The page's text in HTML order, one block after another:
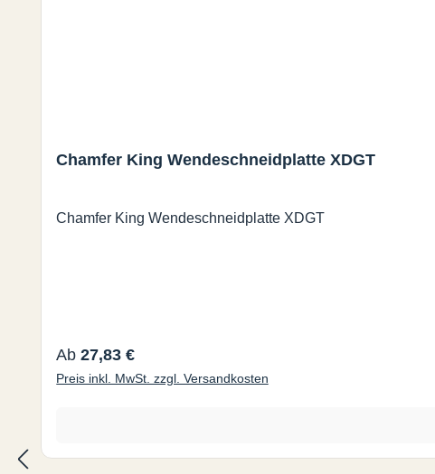
Chamfer King Wendeschneidplatte XDGT
Chamfer King Wendeschneidplatte XDGT
Regulärer Preis:
Ab 27,83 €
Preis inkl. MwSt. zzgl. Versandkosten